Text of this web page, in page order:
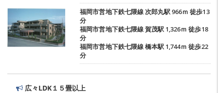
福岡市営地下鉄七隈線 次郎丸駅966ｍ 徒歩13
分
福岡市営地下鉄七隈線賀茂駅 1,326ｍ 徒歩18
分
福岡市営地下鉄七隈線橋本駅 1,744ｍ 徒歩22
分
広々LDK１５畳以上